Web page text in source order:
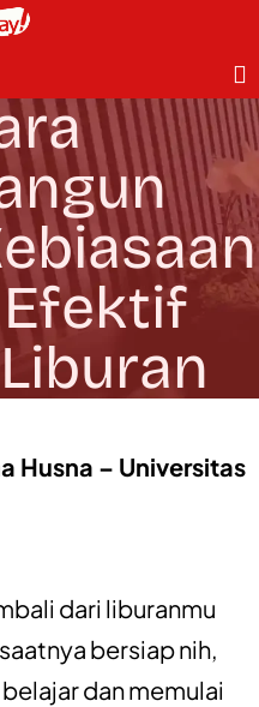
Husna – Universitas
dari liburanmu
bersiap nih,
dan memulai